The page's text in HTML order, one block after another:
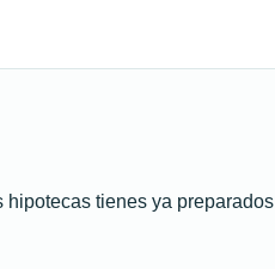
tienes ya preparados